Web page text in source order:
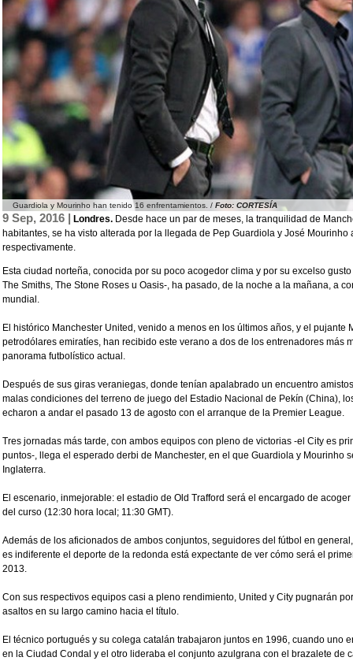
Guardiola y Mourinho han tenido 16 enfrentamientos. /Foto: CORTESÍA
9 Sep, 2016 | Londres. Desde hace un par de meses, la tranquilidad de
habitantes, se ha visto alterada por la llegada de Pep Guardiola y José
respectivamente.
Esta ciudad norteña, conocida por su poco acogedor clima y por su excelso
The Smiths, The Stone Roses u Oasis-, ha pasado, de la noche a la mañana, a
mundial.
El histórico Manchester United, venido a menos en los últimos años, y el pujante
petrodólares emiratíes, han recibido este verano a dos de los entrenadores más
panorama futbolístico actual.
Después de sus giras veraniegas, donde tenían apalabrado un encuentro
malas condiciones del terreno de juego del Estadio Nacional de Pekín (China),
echaron a andar el pasado 13 de agosto con el arranque de la Premier League.
Tres jornadas más tarde, con ambos equipos con pleno de victorias -el City es
puntos-, llega el esperado derbi de Manchester, en el que Guardiola y Mourinho
Inglaterra.
El escenario, inmejorable: el estadio de Old Trafford será el encargado de
del curso (12:30 hora local; 11:30 GMT).
Además de los aficionados de ambos conjuntos, seguidores del fútbol en
es indiferente el deporte de la redonda está expectante de ver cómo será el
2013.
Con sus respectivos equipos casi a pleno rendimiento, United y City pugnarán
asaltos en su largo camino hacia el título.
El técnico portugués y su colega catalán trabajaron juntos en 1996, cuando uno
en la Ciudad Condal y el otro lideraba el conjunto azulgrana con el brazalete de